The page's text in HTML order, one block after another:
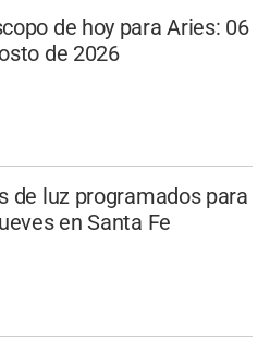
de hoy para Aries: 06
de 2026
de luz programados para
en Santa Fe